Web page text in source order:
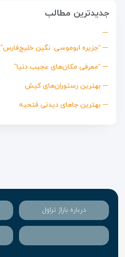
جدیدترین مطالب
“جزیره ابوموسی: نگین خلیج‌فارس”
“معرفی مکان‌های عجیب دنیا”
بهترین رستوران‌های کیش
بهترین جاهای دیدنی فتحیه
درباره باراژ تراول